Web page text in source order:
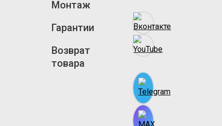
Монтаж
Гарантии
Возврат
товара